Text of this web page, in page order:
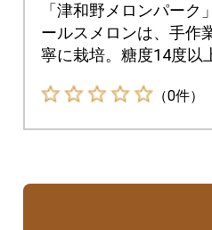
「津和野メロンパーク
ールスメロンは、手作
寧に栽培。糖度14度以
（0件）